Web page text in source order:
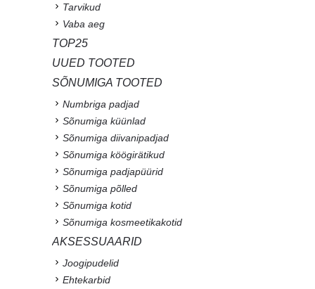
Tarvikud
Vaba aeg
TOP25
UUED TOOTED
SÕNUMIGA TOOTED
Numbriga padjad
Sõnumiga küünlad
Sõnumiga diivanipadjad
Sõnumiga köögirätikud
Sõnumiga padjapüürid
Sõnumiga põlled
Sõnumiga kotid
Sõnumiga kosmeetikakotid
AKSESSUAARID
Joogipudelid
Ehtekarbid